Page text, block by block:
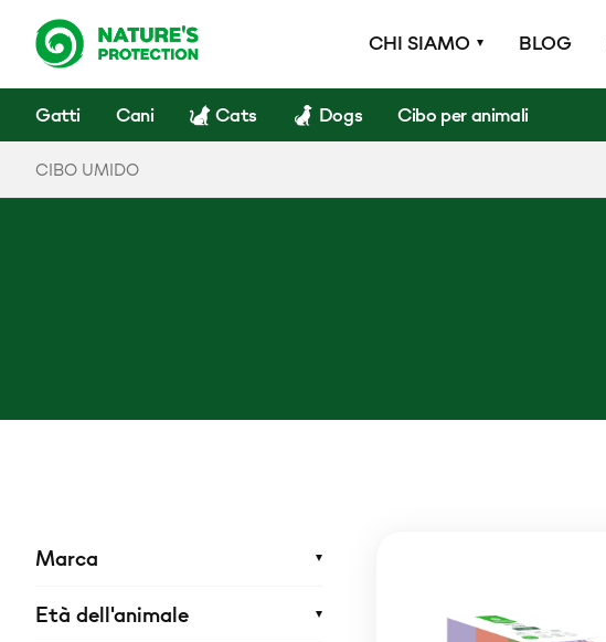
CHI SIAMO BLOG
Gatti Cani Cats Dogs Cibo per animali
CIBO UMIDO
Marca
Età dell'animale